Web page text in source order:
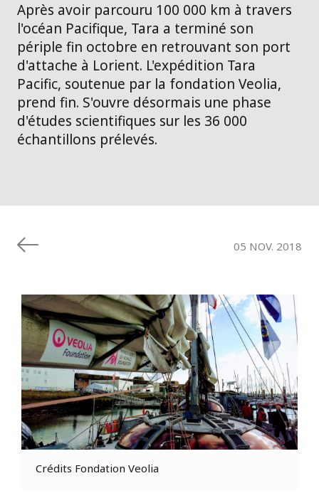
Après avoir parcouru 100 000 km à travers
l'océan Pacifique, Tara a terminé son
périple fin octobre en retrouvant son port
d'attache à Lorient. L'expédition Tara
Pacific, soutenue par la fondation Veolia,
prend fin. S'ouvre désormais une phase
d'études scientifiques sur les 36 000
échantillons prélevés.
05 NOV. 2018
Crédits Fondation Veolia